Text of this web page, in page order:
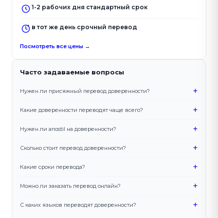
1-2 рабочих дня стандартный срок
в тот же день срочный перевод
Посмотреть все цены →
Часто задаваемые вопросы
Нужен ли присяжный перевод доверенности? +
Какие доверенности переводят чаще всего? +
Нужен ли апostil на доверенности? +
Сколько стоит перевод доверенности? +
Какие сроки перевода? +
Можно ли заказать перевод онлайн? +
С каких языков переводят доверенности? +